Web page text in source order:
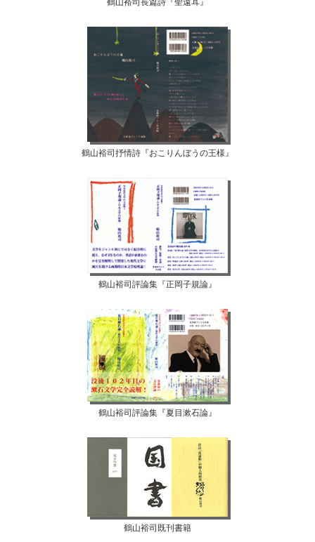
鶴山裕司長篇詩『聖遠耳』
鶴山裕司抒情詩『おこりんぼうの王様』
鶴山裕司評論集『正岡子規論』
鶴山裕司評論集『夏目漱石論』
鶴山裕司既刊書籍